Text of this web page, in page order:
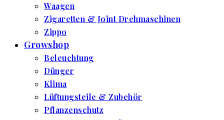
Waagen
Zigaretten & Joint Drehmaschinen
Zippo
Growshop
Beleuchtung
Dünger
Klima
Lüftungsteile & Zubehör
Pflanzenschutz